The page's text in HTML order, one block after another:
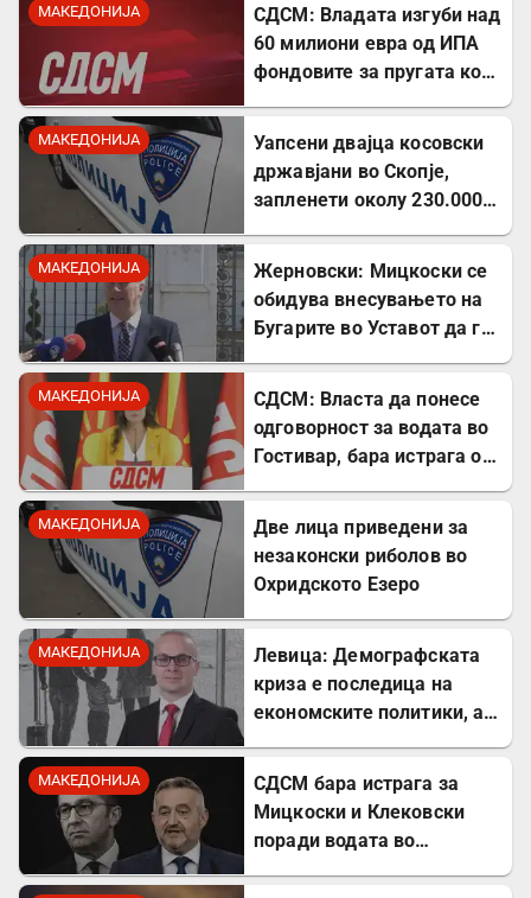
МАКЕДОНИЈА
СДСМ: Владата изгуби над
60 милиони евра од ИПА
фондовите за пругата кон
МАКЕДОНИЈА
Уапсени двајца косовски
државјани во Скопје,
запленети околу 230.000
МАКЕДОНИЈА
Жерновски: Мицкоски се
обидува внесувањето на
Бугарите во Уставот да го
МАКЕДОНИЈА
СДСМ: Власта да понесе
одговорност за водата во
Гостивар, бара истрага од
МАКЕДОНИЈА
Две лица приведени за
незаконски риболов во
Охридското Езеро
МАКЕДОНИЈА
Левица: Демографската
криза е последица на
економските политики, а
МАКЕДОНИЈА
СДСМ бара истрага за
Мицкоски и Клековски
поради водата во